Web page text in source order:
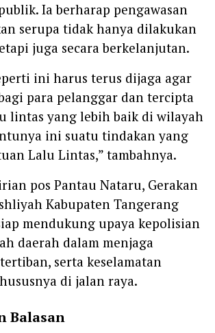
Ia berharap pengawasan
serupa tidak hanya dilakukan
juga secara berkelanjutan.
ini harus terus dijaga agar
para pelanggar dan tercipta
lintas yang lebih baik di wilayah
ini suatu tindakan yang
Lalu Lintas,” tambahnya.
pos Pantau Nataru, Gerakan
Kabupaten Tangerang
mendukung upaya kepolisian
daerah dalam menjaga
serta keselamatan
di jalan raya.
Balasan